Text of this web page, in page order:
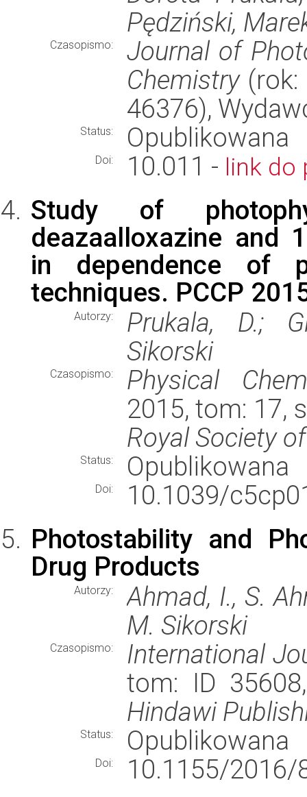
Pędziński,
Czasopismo:
Journal of
Chemistry(rok:
46376),
Status: Opublikowana
Doi: 10.011 - link do
Study of
deazaalloxazine and
in dependence of
techniques. PCCP
Autorzy:
Prukala, D.;
Sikorski
Czasopismo:
Physical
2015, tom: 17,
Royal Society
Status: Opublikowana
Doi:
10.1039/
Photostability and
Drug Products
Autorzy:
Ahmad, I., S.
M. Sikorski
Czasopismo:
International
tom: ID
Hindawi
Status: Opublikowana
Doi:
10.1155/2016/